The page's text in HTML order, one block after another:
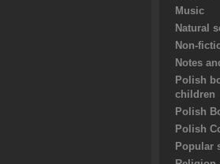
Music
Natural
Non-
Notes
Polish
children
Polish
Polish
Popular